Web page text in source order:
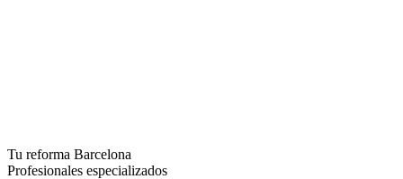
Tu reforma Barcelona
Profesionales especializados